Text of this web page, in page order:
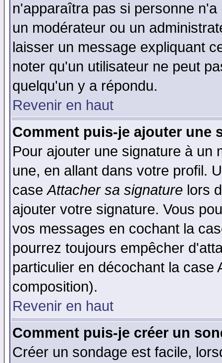
n'apparaîtra pas si personne
un modérateur ou un
laisser un message expliquant
noter qu'un utilisateur ne peut
quelqu'un y a répondu.
Revenir en haut
Comment puis-je ajouter une
Pour ajouter une signature à un
une, en allant dans votre profil.
caseAttacher sa signature lors
ajouter votre signature. Vous
vos messages en cochant la
pourrez toujours empêcher
particulier en décochant la
composition).
Revenir en haut
Comment puis-je créer un
Créer un sondage est facile,